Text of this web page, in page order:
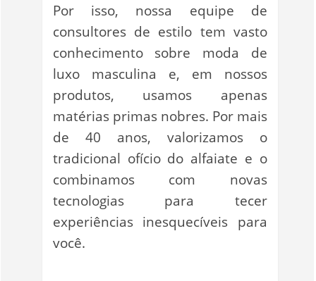
Por isso, nossa equipe de
consultores de estilo tem vasto
conhecimento sobre moda de
luxo masculina e, em nossos
produtos, usamos apenas
matérias primas nobres. Por mais
de 40 anos, valorizamos o
tradicional ofício do alfaiate e o
combinamos com novas
tecnologias para tecer
experiências inesquecíveis para
você.